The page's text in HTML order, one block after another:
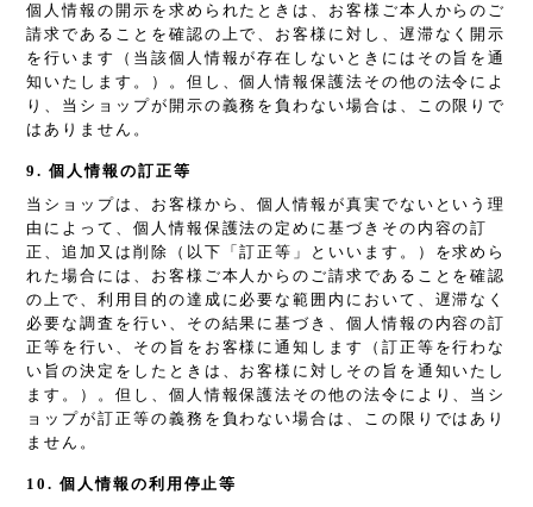
個人情報の開示を求められたときは、お客様ご本人からのご
請求であることを確認の上で、お客様に対し、遅滞なく開示
を行います（当該個人情報が存在しないときにはその旨を通
知いたします。）。但し、個人情報保護法その他の法令によ
り、当ショップが開示の義務を負わない場合は、この限りで
はありません。
9. 個人情報の訂正等
当ショップは、お客様から、個人情報が真実でないという理
由によって、個人情報保護法の定めに基づきその内容の訂
正、追加又は削除（以下「訂正等」といいます。）を求めら
れた場合には、お客様ご本人からのご請求であることを確認
の上で、利用目的の達成に必要な範囲内において、遅滞なく
必要な調査を行い、その結果に基づき、個人情報の内容の訂
正等を行い、その旨をお客様に通知します（訂正等を行わな
い旨の決定をしたときは、お客様に対しその旨を通知いたし
ます。）。但し、個人情報保護法その他の法令により、当シ
ョップが訂正等の義務を負わない場合は、この限りではあり
ません。
10. 個人情報の利用停止等